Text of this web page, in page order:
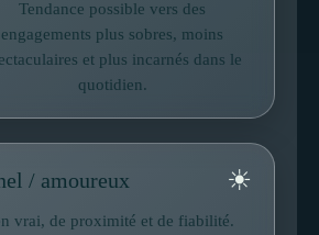
Tendance possible vers des
engagements plus sobres, moins
et plus incarnés dans le
quotidien.
/ amoureux ☀
vrai, de proximité et de fiabilité.